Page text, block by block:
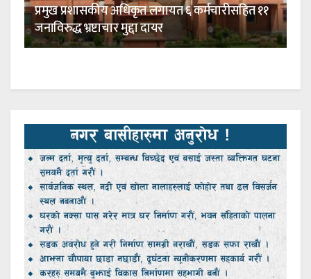
प्रमुख प्रशासकीय अधिकृत लगायत ६ कर्मचारीसहित ११
जनाविरुद्ध भ्रष्टाचार मुद्दा दायर